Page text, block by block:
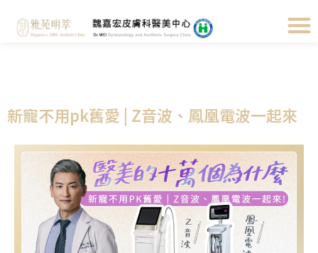
新寵不用pk舊愛 | Z音波、鳳凰電波一起來